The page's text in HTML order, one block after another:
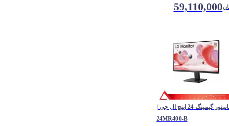
59,110,000
مانیتور گیمینگ 24 اینچ ال جی |
24MR400-B